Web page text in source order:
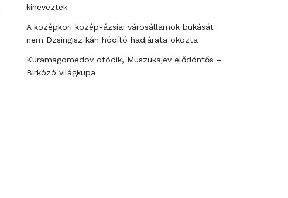
kinevezték
A középkori közép-ázsiai városállamok bukását
nem Dzsingisz kán hódító hadjárata okozta
Kuramagomedov ötödik, Muszukajev elődöntős –
Birkózó világkupa